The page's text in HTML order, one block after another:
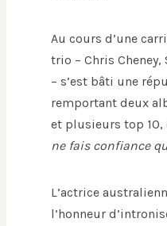
Au cours d’une
trio – Chris Cheney,
– s’est bâti une
remportant deux
et plusieurs top 10,
ne fais confiance
L’actrice
l’honneur